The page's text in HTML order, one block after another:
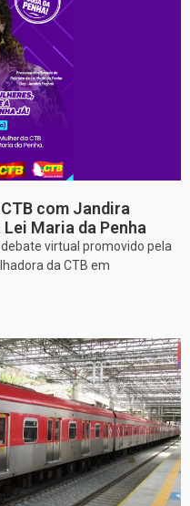
com Jandira
Maria da Penha
virtual promovido pela
da CTB em